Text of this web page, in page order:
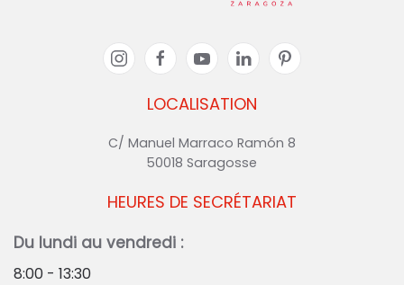
LOCALISATION
C/ Manuel Marraco Ramón 8
50018 Saragosse
HEURES DE SECRÉTARIAT
Du lundi au vendredi :
8:00 - 13:30